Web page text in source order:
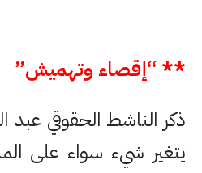
** “إقصاء وتهميش”
ذكر الناشط الحقوقي عبد
يتغير شيء سواء على